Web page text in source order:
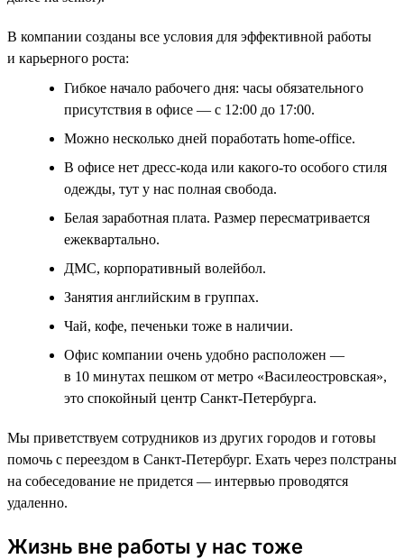
В компании созданы все условия для эффективной работы
и карьерного роста:
Гибкое начало рабочего дня: часы обязательного
присутствия в офисе — с 12:00 до 17:00.
Можно несколько дней поработать home-office.
В офисе нет дресс-кода или какого-то особого стиля
одежды, тут у нас полная свобода.
Белая заработная плата. Размер пересматривается
ежеквартально.
ДМС, корпоративный волейбол.
Занятия английским в группах.
Чай, кофе, печеньки тоже в наличии.
Офис компании очень удобно расположен —
в 10 минутах пешком от метро «Василеостровская»,
это спокойный центр Санкт-Петербурга.
Мы приветствуем сотрудников из других городов и готовы
помочь с переездом в Санкт-Петербург. Ехать через полстраны
на собеседование не придется — интервью проводятся
удаленно.
Жизнь вне работы у нас тоже